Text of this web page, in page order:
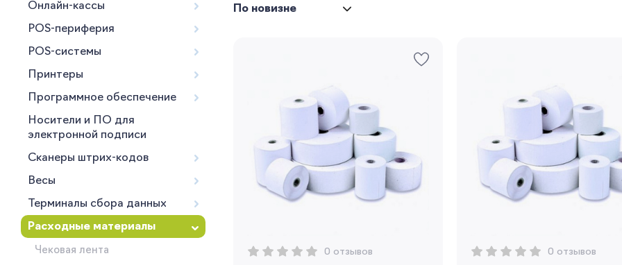
Онлайн-кассы
POS-периферия
POS-системы
Принтеры
Программное обеспечение
Носители и ПО для
электронной подписи
Сканеры штрих-кодов
Весы
Терминалы сбора данных
Расходные материалы
Чековая лента
По новизне
0 отзывов
0 отзывов